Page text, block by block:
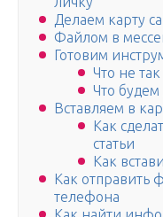
Делаем карту
Файлом в
Готовим
Что не так
Что будем
Вставляем в
Как
статьи
Как
Как отправить
телефона